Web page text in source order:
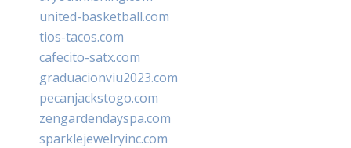
united-basketball.com
tios-tacos.com
cafecito-satx.com
graduacionviu2023.com
pecanjackstogo.com
zengardendayspa.com
sparklejewelryinc.com